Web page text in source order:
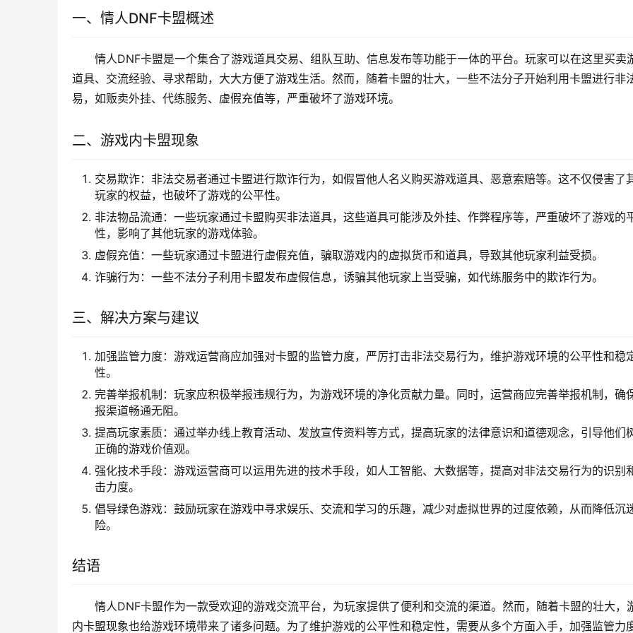
一、情人DNF卡盟概述
情人DNF卡盟是一个集合了游戏道具交易、组队互助、信息发布等功能于一体的平台。玩家可以在这里买卖
道具、交流经验、寻求帮助，大大方便了游戏生活。然而，随着卡盟的壮大，一些不法分子开始利用卡盟进行非
易，如贩卖外挂、代练服务、虚假充值等，严重破坏了游戏环境。
二、游戏内卡盟现象
交易欺诈：非法交易者通过卡盟进行欺诈行为，如假冒他人名义购买游戏道具、恶意索赔等。这不仅侵害了
玩家的权益，也破坏了游戏的公平性。
非法物品流通：一些玩家通过卡盟购买非法道具，这些道具可能涉及外挂、作弊程序等，严重破坏了游戏的
性，影响了其他玩家的游戏体验。
虚假充值：一些玩家通过卡盟进行虚假充值，骗取游戏内的虚拟货币和道具，导致其他玩家利益受损。
诈骗行为：一些不法分子利用卡盟发布虚假信息，诱骗其他玩家上当受骗，如代练服务中的欺诈行为。
三、解决方案与建议
加强监管力度：游戏运营商应加强对卡盟的监管力度，严厉打击非法交易行为，维护游戏环境的公平性和稳
性。
完善举报机制：玩家应积极举报违规行为，为游戏环境的净化贡献力量。同时，运营商应完善举报机制，确
报渠道畅通无阻。
提高玩家素质：通过举办线上教育活动、发放宣传资料等方式，提高玩家的法律意识和道德观念，引导他们
正确的游戏价值观。
强化技术手段：游戏运营商可以运用先进的技术手段，如人工智能、大数据等，提高对非法交易行为的识别
击力度。
倡导绿色游戏：鼓励玩家在游戏中寻求娱乐、交流和学习的乐趣，减少对虚拟世界的过度依赖，从而降低沉
险。
结语
情人DNF卡盟作为一款受欢迎的游戏交流平台，为玩家提供了便利和交流的渠道。然而，随着卡盟的壮大，
内卡盟现象也给游戏环境带来了诸多问题。为了维护游戏的公平性和稳定性，需要从多个方面入手，加强监管力度